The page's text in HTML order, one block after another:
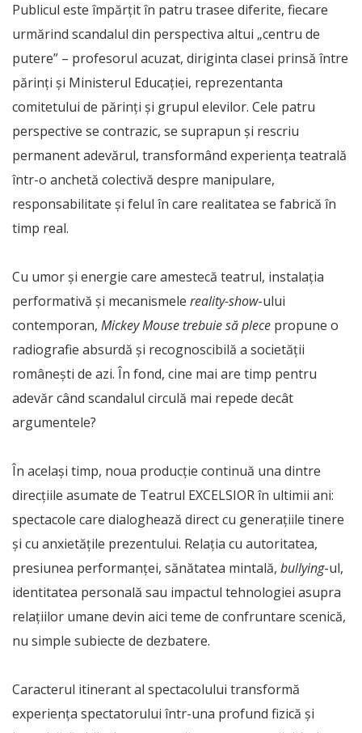
Publicul este împărțit în patru trasee diferite, fiecare
urmărind scandalul din perspectiva altui „centru de
putere” – profesorul acuzat, diriginta clasei prinsă între
părinți și Ministerul Educației, reprezentanta
comitetului de părinți și grupul elevilor. Cele patru
perspective se contrazic, se suprapun și rescriu
permanent adevărul, transformând experiența teatrală
într-o anchetă colectivă despre manipulare,
responsabilitate și felul în care realitatea se fabrică în
timp real.
Cu umor și energie care amestecă teatrul, instalația
performativă și mecanismele reality-show-ului
contemporan, Mickey Mouse trebuie să plece propune o
radiografie absurdă și recognoscibilă a societății
românești de azi. În fond, cine mai are timp pentru
adevăr când scandalul circulă mai repede decât
argumentele?
În același timp, noua producție continuă una dintre
direcțiile asumate de Teatrul EXCELSIOR în ultimii ani:
spectacole care dialoghează direct cu generațiile tinere
și cu anxietățile prezentului. Relația cu autoritatea,
presiunea performanței, sănătatea mintală, bullying-ul,
identitatea personală sau impactul tehnologiei asupra
relațiilor umane devin aici teme de confruntare scenică,
nu simple subiecte de dezbatere.
Caracterul itinerant al spectacolului transformă
experiența spectatorului într-una profund fizică și